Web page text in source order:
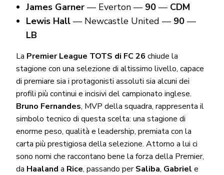
James Garner— Everton — 90— CDM
Lewis Hall— Newcastle United — 90—
LB
La Premier League TOTS di FC 26 chiude la
stagione con una selezione di altissimo livello, capace
di premiare sia i protagonisti assoluti sia alcuni dei
profili più continui e incisivi del campionato inglese.
Bruno Fernandes, MVP della squadra, rappresenta il
simbolo tecnico di questa scelta: una stagione di
enorme peso, qualità e leadership, premiata con la
carta più prestigiosa della selezione. Attorno a lui ci
sono nomi che raccontano bene la forza della Premier,
da Haaland a Rice, passando perSaliba, Gabriel e